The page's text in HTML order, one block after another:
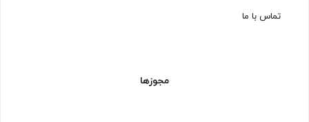
تماس با ما
مجوزها